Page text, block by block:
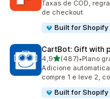
Taxas de COD,
de checkout
Built for Shopify
CartBot: Gift with
4,9de 5 estrelas
(487)
487 avaliações ao
•Plano
Adicione
compre 1 e leve 2,
Built for Shopify